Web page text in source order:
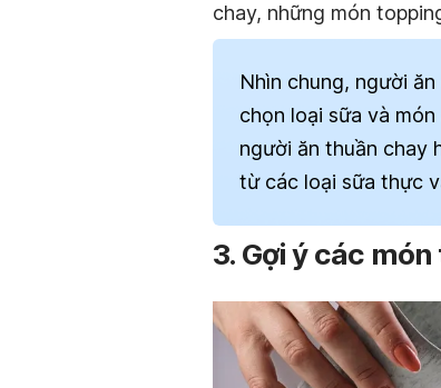
chay, những món
Nhìn chung, người
chọn loại sữa và
người ăn thuần chay
từ các loại sữa thực
3. Gợi ý các